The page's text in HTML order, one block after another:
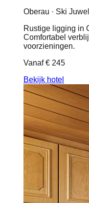
Oberau · Ski
Rustige ligging in
Comfortabel
voorzieningen.
Vanaf€ 245
Bekijk hotel